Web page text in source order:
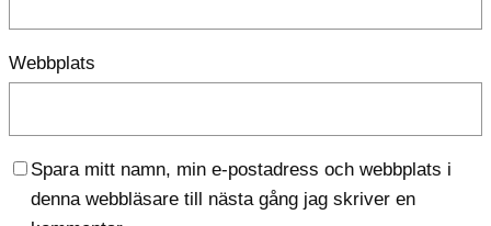
Webbplats
Spara mitt namn, min e-postadress och webbplats i
denna webbläsare till nästa gång jag skriver en